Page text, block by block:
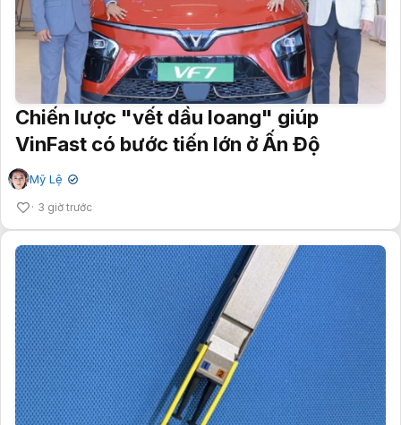
Chiến lược "vết dầu loang" giúp
VinFast có bước tiến lớn ở Ấn Độ
Mỹ Lệ ✔
3 giờ trước